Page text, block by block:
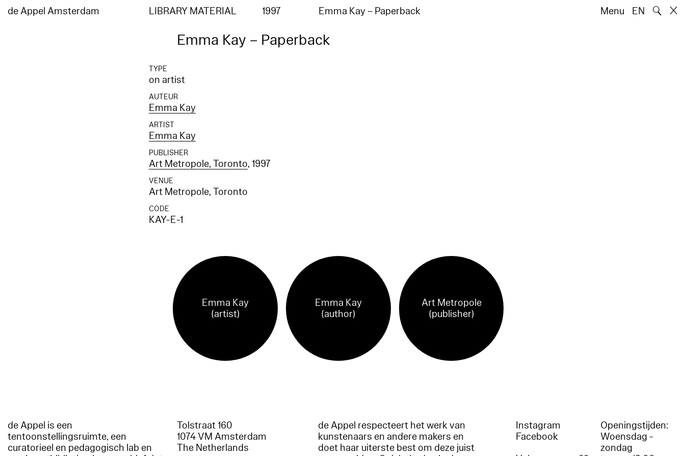
de Appel Amsterdam LIBRARY MATERIAL 1997 Emma Kay – Paperback Menu EN 🔍
Emma Kay – Paperback
TYPE
on artist
AUTEUR
Emma Kay
ARTIST
Emma Kay
PUBLISHER
Art Metropole, Toronto, 1997
VENUE
Art Metropole, Toronto
CODE
KAY-E-1
Emma Kay
(artist)
Emma Kay
(author)
Art Metropole
(publisher)
de Appel is een
tentoonstellingsruimte, een
curatorieel en pedagogisch lab en
Tolstraat 160
1074 VM Amsterdam
The Netherlands
de Appel respecteert het werk van
kunstenaars en andere makers en
doet haar uiterste best om deze juist
Instagram
Facebook
Openingstijden:
Woensdag -
zondag